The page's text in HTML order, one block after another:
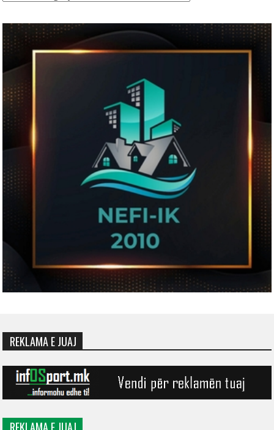
REKLAMA E JUAJ
REKLAMA E JUAJ